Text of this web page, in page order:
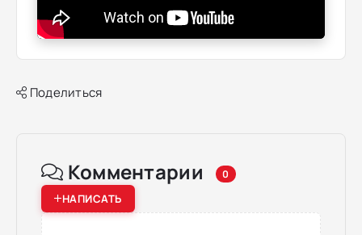
Поделиться
Комментарии 0
НАПИСАТЬ